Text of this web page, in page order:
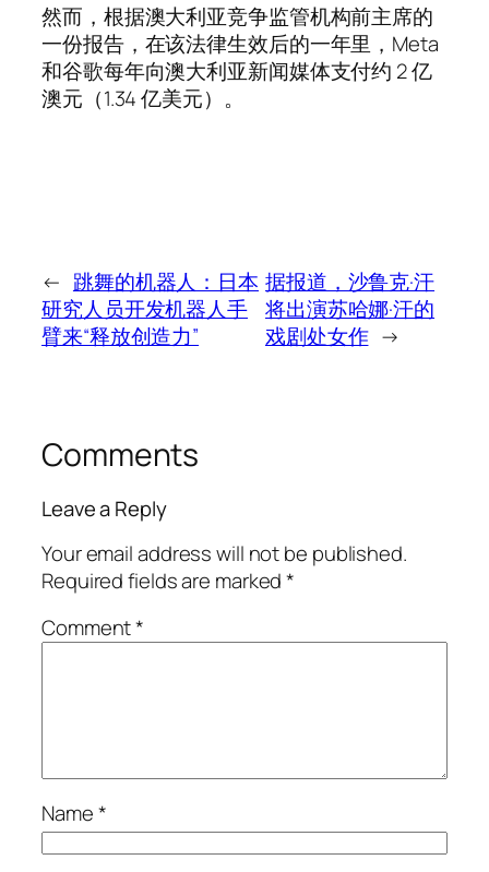
然而，根据澳大利亚竞争监管机构前主席的
一份报告，在该法律生效后的一年里，Meta
和谷歌每年向澳大利亚新闻媒体支付约 2 亿
澳元（1.34 亿美元）。
← 跳舞的机器人：日本
研究人员开发机器人手
臂来“释放创造力”
据报道，沙鲁克·汗
将出演苏哈娜·汗的
戏剧处女作 →
Comments
Leave a Reply
Your email address will not be published.
Required fields are marked*
Comment*
Name*